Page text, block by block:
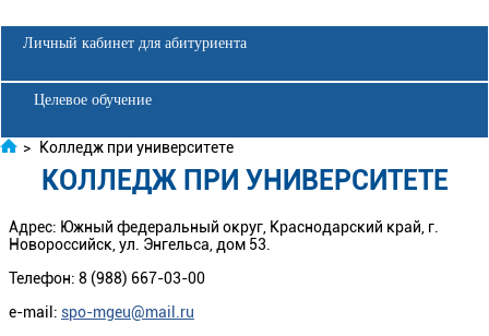
Личный кабинет для абитуриента
Целевое обучение
> Колледж при университете
КОЛЛЕДЖ ПРИ УНИВЕРСИТЕТЕ
Адрес: Южный федеральный округ, Краснодарский край, г.
Новороссийск, ул. Энгельса, дом 53.
Телефон: 8 (988) 667-03-00
e-mail: spo-mgeu@mail.ru